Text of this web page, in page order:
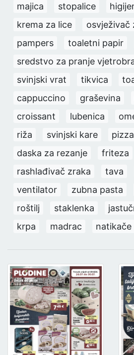
majica
stopalice
krema za lice
osvježivač
pampers
toaletni papir
sredstvo za pranje
svinjski vrat
tikvica
cappuccino
graševina
croissant
lubenica
riža
svinjski kare pizza
daska za rezanje
friteza
rashlađivač zraka
tava
ventilator
zubna pasta
roštilj
staklenka
krpa
madrac natikače